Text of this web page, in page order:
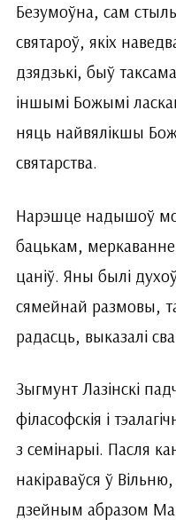
Безумоўна, сам
святароў, якіх
дзядзькі, быў
іншымі Божымі
няць найвялікшы
святарства.
Нарэшце надышоў
бацькам,
цаніў. Яны былі
сямейнай размовы,
ра­дасць, выказалі
Зыгмунт Лазінскі
філасофскія і
з семінарыі. Пасля
накіраваўся ў
дзейным абразом